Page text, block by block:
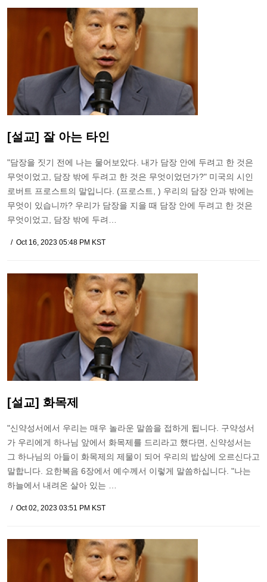
[설교] 잘 아는 타인
"담장을 짓기 전에 나는 물어보았다. 내가 담장 안에 두려고 한 것은
무엇이었고, 담장 밖에 두려고 한 것은 무엇이었던가?" 미국의 시인
로버트 프로스트의 말입니다. (프로스트, ) 우리의 담장 안과 밖에는
무엇이 있습니까? 우리가 담장을 지을 때 담장 안에 두려고 한 것은
무엇이었고, 담장 밖에 두려…
Oct 16, 2023 05:48 PM KST
[설교] 화목제
"신약성서에서 우리는 매우 놀라운 말씀을 접하게 됩니다. 구약성서
가 우리에게 하나님 앞에서 화목제를 드리라고 했다면, 신약성서는
그 하나님의 아들이 화목제의 제물이 되어 우리의 밥상에 오르신다고
말합니다. 요한복음 6장에서 예수께서 이렇게 말씀하십니다. "나는
하늘에서 내려온 살아 있는 …
Oct 02, 2023 03:51 PM KST